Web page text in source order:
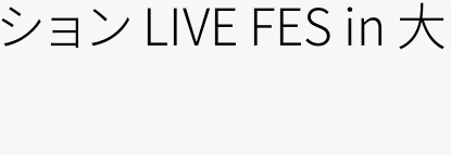
ショ ン LIVE FES in 大